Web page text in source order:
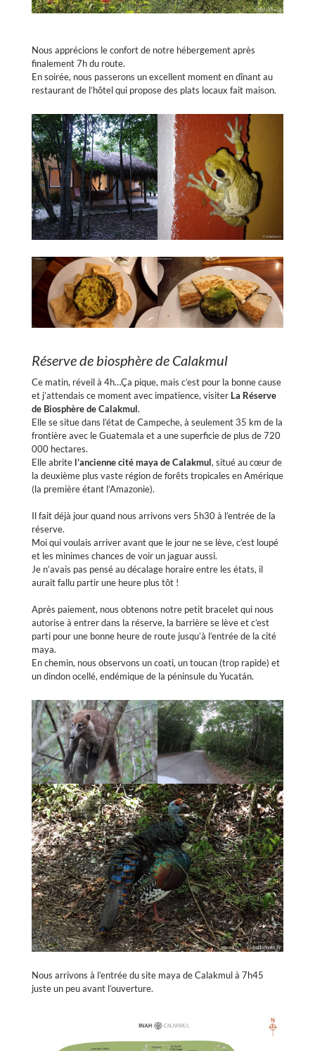
Nous apprécions le confort de notre hébergement après
finalement 7h du route.
En soirée, nous passerons un excellent moment en dînant au
restaurant de l’hôtel qui propose des plats locaux fait maison.
Réserve de biosphère de Calakmul
Ce matin, réveil à 4h…Ça pique, mais c’est pour la bonne cause
et j’attendais ce moment avec impatience, visiter La Réserve
de Biosphère de Calakmul.
Elle se situe dans l’état de Campeche, à seulement 35 km de la
frontière avec le Guatemala et a une superficie de plus de 720
000 hectares.
Elle abritel’ancienne cité maya de Calakmul, situé au cœur de
la deuxième plus vaste région de forêts tropicales en Amérique
(la première étant l’Amazonie).
Il fait déjà jour quand nous arrivons vers 5h30 à l’entrée de la
réserve.
Moi qui voulais arriver avant que le jour ne se lève, c’est loupé
et les minimes chances de voir un jaguar aussi.
Je n’avais pas pensé au décalage horaire entre les états, il
aurait fallu partir une heure plus tôt !
Après paiement, nous obtenons notre petit bracelet qui nous
autorise à entrer dans la réserve, la barrière se lève et c’est
parti pour une bonne heure de route jusqu’à l’entrée de la cité
maya.
En chemin, nous observons un coati, un toucan (trop rapide) et
un dindon ocellé, endémique de la péninsule du Yucatán.
Nous arrivons à l’entrée du site maya de Calakmul à 7h45
juste un peu avant l’ouverture.